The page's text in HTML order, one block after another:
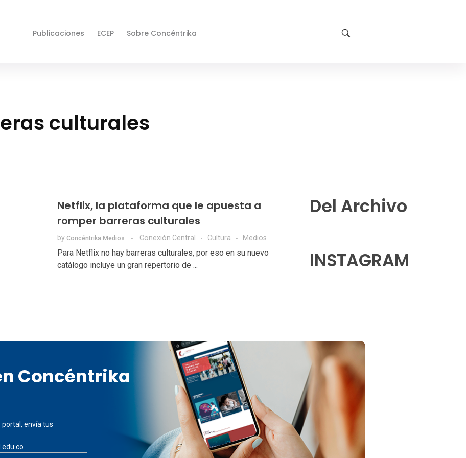
Publicaciones ECEP Sobre Concéntrika
culturales
Netflix, la plataforma que le apuesta a
romper barreras culturales
by Concéntrika Medios Conexión Central Cultura Medios
Para Netflix no hay barreras culturales, por eso en su nuevo
catálogo incluye un gran repertorio de ...
Del Archivo
INSTAGRAM
Concéntrika
envía tus